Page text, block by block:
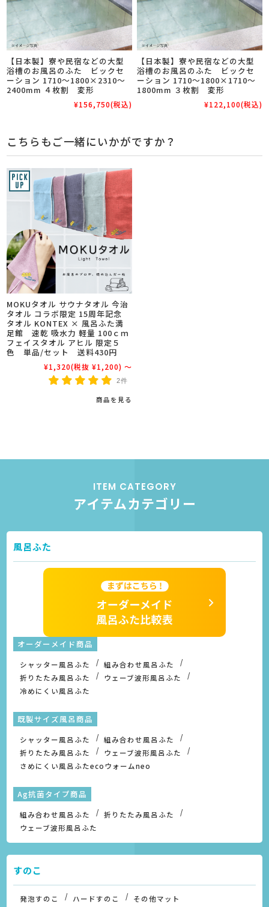
【日本製】寮や民宿などの大型
浴槽のお風呂のふた ビックセ
ーション 1710～1800×2310～
2400mm ４枚割 変形
¥156,750(税込)
【日本製】寮や民宿などの大型
浴槽のお風呂のふた ビックセ
ーション 1710～1800×1710～
1800mm ３枚割 変形
¥122,100(税込)
こちらもご一緒にいかがですか？
MOKUタオル サウナタオル 今治
タオル コラボ限定 15周年記念
タオル KONTEX × 風呂ふた満
足館 速乾 吸水力 軽量 100ｃｍ
フェイスタオル アヒル 限定５
色 単品/セット 送料430円
¥1,320(税抜 ¥1,200) ～
2件
商品を見る
ITEM CATEGORY
アイテムカテゴリー
風呂ふた
オーダーメイド商品
シャッター風呂ふた
組み合わせ風呂ふた
折りたたみ風呂ふた
ウェーブ波形風呂ふた
冷めにくい風呂ふた
既製サイズ風呂商品
シャッター風呂ふた
組み合わせ風呂ふた
折りたたみ風呂ふた
ウェーブ波形風呂ふた
さめにくい風呂ふたecoウォームneo
Ag抗菌タイプ商品
組み合わせ風呂ふた
折りたたみ風呂ふた
ウェーブ波形風呂ふた
すのこ
発泡すのこ ハードすのこ その他マット